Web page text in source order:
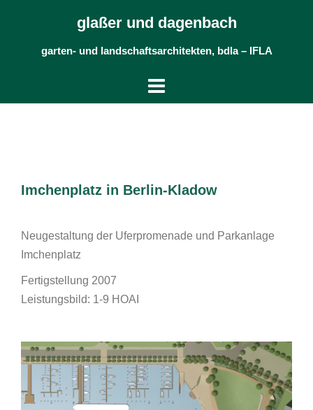
glaßer und dagenbach
garten- und landschaftsarchitekten, bdla – IFLA
Imchenplatz in Berlin-Kladow
Neugestaltung der Uferpromenade und Parkanlage
Imchenplatz
Fertigstellung 2007
Leistungsbild: 1-9 HOAI